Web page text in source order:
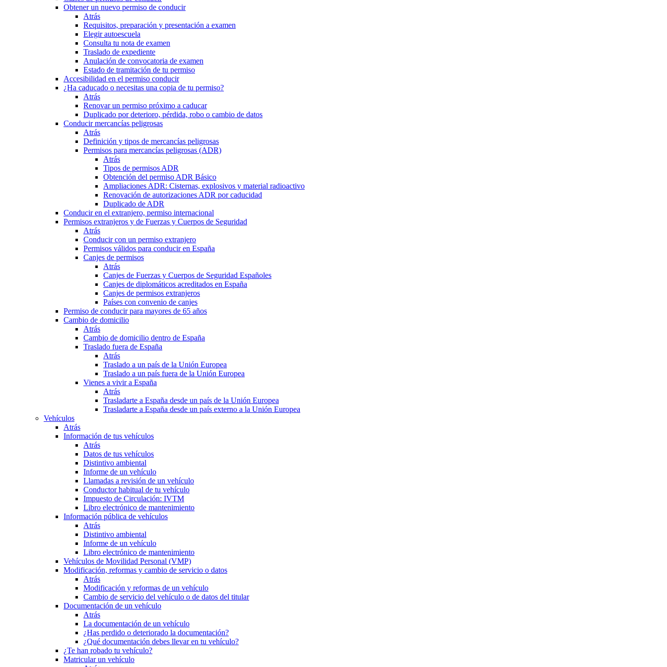
Obtener un nuevo permiso de conducir
Atrás
Requisitos, preparación y presentación a examen
Elegir autoescuela
Consulta tu nota de examen
Traslado de expediente
Anulación de convocatoria de examen
Estado de tramitación de tu permiso
Accesibilidad en el permiso conducir
¿Ha caducado o necesitas una copia de tu permiso?
Atrás
Renovar un permiso próximo a caducar
Duplicado por deterioro, pérdida, robo o cambio de datos
Conducir mercancías peligrosas
Atrás
Definición y tipos de mercancías peligrosas
Permisos para mercancías peligrosas (ADR)
Atrás
Tipos de permisos ADR
Obtención del permiso ADR Básico
Ampliaciones ADR: Cisternas, explosivos y material radioactivo
Renovación de autorizaciones ADR por caducidad
Duplicado de ADR
Conducir en el extranjero, permiso internacional
Permisos extranjeros y de Fuerzas y Cuerpos de Seguridad
Atrás
Conducir con un permiso extranjero
Permisos válidos para conducir en España
Canjes de permisos
Atrás
Canjes de Fuerzas y Cuerpos de Seguridad Españoles
Canjes de diplomáticos acreditados en España
Canjes de permisos extranjeros
Países con convenio de canjes
Permiso de conducir para mayores de 65 años
Cambio de domicilio
Atrás
Cambio de domicilio dentro de España
Traslado fuera de España
Atrás
Traslado a un país de la Unión Europea
Traslado a un país fuera de la Unión Europea
Vienes a vivir a España
Atrás
Trasladarte a España desde un país de la Unión Europea
Trasladarte a España desde un país externo a la Unión Europea
Vehículos
Atrás
Información de tus vehículos
Atrás
Datos de tus vehículos
Distintivo ambiental
Informe de un vehículo
Llamadas a revisión de un vehículo
Conductor habitual de tu vehículo
Impuesto de Circulación: IVTM
Libro electrónico de mantenimiento
Información pública de vehículos
Atrás
Distintivo ambiental
Informe de un vehículo
Libro electrónico de mantenimiento
Vehículos de Movilidad Personal (VMP)
Modificación, reformas y cambio de servicio o datos
Atrás
Modificación y reformas de un vehículo
Cambio de servicio del vehículo o de datos del titular
Documentación de un vehículo
Atrás
La documentación de un vehículo
¿Has perdido o deteriorado la documentación?
¿Qué documentación debes llevar en tu vehículo?
¿Te han robado tu vehículo?
Matricular un vehículo